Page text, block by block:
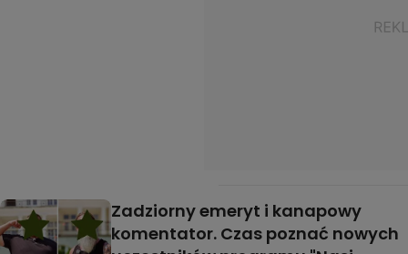
Zadziorny emeryt i kanapowy
komentator. Czas poznać nowych